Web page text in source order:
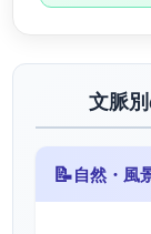
文脈
📝自然・風